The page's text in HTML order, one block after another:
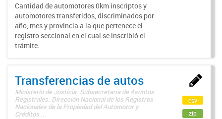
Cantidad de automotores 0km inscriptos y
automotores transferidos, discriminados por
año, mes y provincia a la que pertenece el
registro seccional en el cual se inscribió el
trámite.
Transferencias de autos
Ministerio de Justicia. Subsecretaría de Asuntos
Registrales. Dirección Nacional de los Registros
Nacionales de la Propiedad del Automotor y
Créditos ...
csv
zip